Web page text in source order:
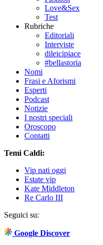
Love&Sex
Test
Rubriche
Editoriali
Interviste
dileicipiace
#bellastoria
Nomi
Frasi e Aforismi
Esperti
Podcast
Notizie
I nostri speciali
Oroscopo
Contatti
Temi Caldi:
Vip nati oggi
Estate vip
Kate Middleton
Re Carlo III
Seguici su:
Google Discover